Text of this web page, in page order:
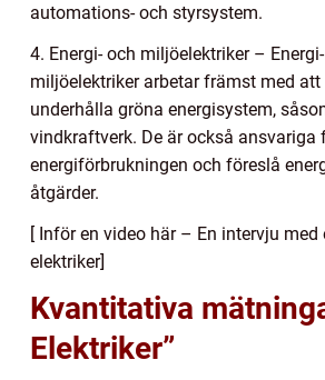
automations- och styrsystem.
4. Energi- och miljöelektriker –
miljöelektriker arbetar främst med
underhålla gröna energisystem,
vindkraftverk. De är också ansvariga
energiförbrukningen och föreslå
åtgärder.
[ Inför en video här – En intervju med
elektriker]
Kvantitativa
Elektriker”